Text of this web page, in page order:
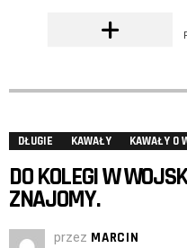
DŁUGIE KAWAŁY KAWAŁY O
DO KOLEGI W
ZNAJOMY.
przez MARCIN